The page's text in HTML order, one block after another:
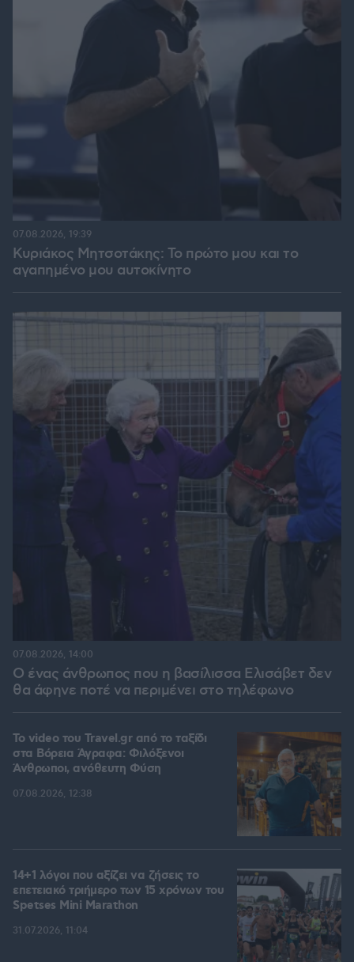
Κυριάκος Μητσοτάκης: Το πρώτο μου και το
αγαπημένο μου αυτοκίνητο
07.08.2026, 19:39
Ο ένας άνθρωπος που η βασίλισσα Ελισάβετ δεν
θα άφηνε ποτέ να περιμένει στο τηλέφωνο
07.08.2026, 14:00
To video του Travel.gr από το ταξίδι
στα Βόρεια Άγραφα: Φιλόξενοι
Άνθρωποι, ανόθευτη Φύση
07.08.2026, 12:38
14+1 λόγοι που αξίζει να ζήσεις το
επετειακό τριήμερο των 15 χρόνων του
Spetses Mini Marathon
31.07.2026, 11:04